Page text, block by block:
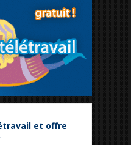
et offre